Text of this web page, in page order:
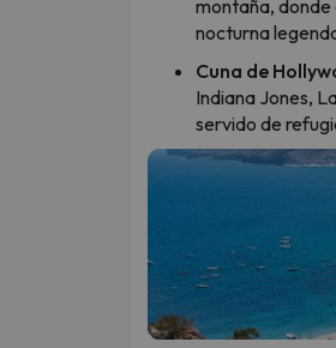
montaña, donde
nocturna
Cuna de
Indiana Jones,
servido de